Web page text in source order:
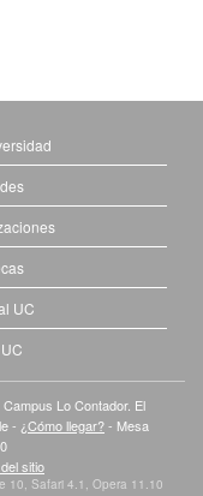
UC
Lo Contador. El
- ¿Cómo llegar?- Mesa
sitio
10, Safari 4.1, Opera 11.10